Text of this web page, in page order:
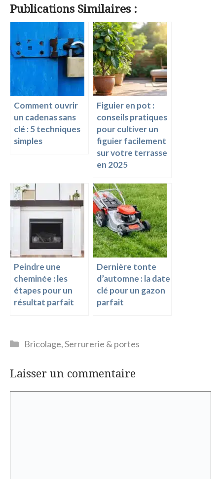
e
b
o
o
er
es
t
se
n
g
er
ai
l
p
y
Li
n
k
Publications Similaires :
Comment ouvrir
un cadenas sans
clé : 5 techniques
simples
Figuier en pot :
conseils pratiques
pour cultiver un
figuier facilement
sur votre terrasse
en 2025
Peindre une
cheminée : les
étapes pour un
résultat parfait
Dernière tonte
d’automne : la date
clé pour un gazon
parfait
Catégories
Bricolage,Serrurerie & portes
Laisser un commentaire